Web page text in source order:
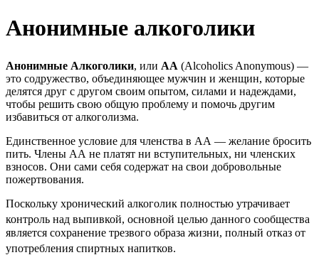
Анонимные алкоголики
Анонимные Алкоголики, или АА (Alcoholics Anonymous) —
это содружество, объединяющее мужчин и женщин, которые
делятся друг с другом своим опытом, силами и надеждами,
чтобы решить свою общую проблему и помочь другим
избавиться от алкоголизма.
Единственное условие для членства в АА — желание бросить
пить. Члены АА не платят ни вступительных, ни членских
взносов. Они сами себя содержат на свои добровольные
пожертвования.
Поскольку хронический алкоголик полностью утрачивает
контроль над выпивкой, основной целью данного сообщества
является сохранение трезвого образа жизни, полный отказ от
употребления спиртных напитков.